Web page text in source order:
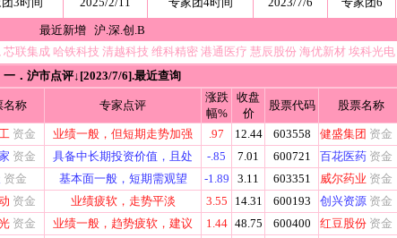
最近新增 沪.深.创 .B
芯联集成 哈铁科技 清越科技 维科精密 港通医疗 慧辰股份 海优新材 埃科光电
一．沪市点评↓[2023/7/6].最近查询
名称 专家点评
涨跌
幅%
收盘
价
股票代码 股票名称
资金 业绩一般，但短期走势加强 .97 12.44 603558 健盛集团 资金
资金 具备中长期投资价值，且处 -.85 7.01 600721 百花医药 资金
资金 基本面一般，短期需观望 -1.89 3.11 603351 威尔药业 资金
资金 业绩疲软，走势平淡 3.55 14.31 600193 创兴资源 资金
资金 业绩一般，趋势疲软，建议 1.44 48.75 600400 红豆股份 资金